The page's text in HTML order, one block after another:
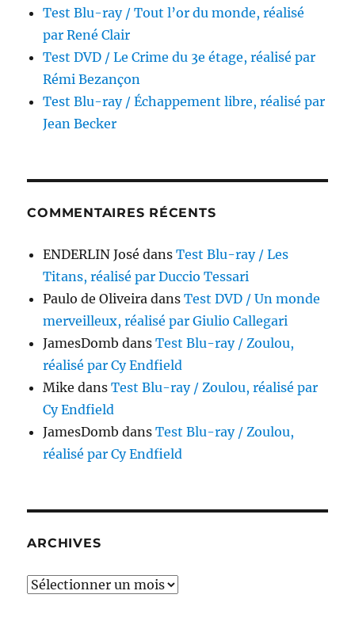
Test Blu-ray / Tout l’or du monde, réalisé
par René Clair
Test DVD / Le Crime du 3e étage, réalisé par
Rémi Bezançon
Test Blu-ray / Échappement libre, réalisé par
Jean Becker
COMMENTAIRES RÉCENTS
ENDERLIN José dansTest Blu-ray / Les
Titans, réalisé par Duccio Tessari
Paulo de Oliveira dansTest DVD / Un monde
merveilleux, réalisé par Giulio Callegari
JamesDomb dansTest Blu-ray / Zoulou,
réalisé par Cy Endfield
Mike dansTest Blu-ray / Zoulou, réalisé par
Cy Endfield
JamesDomb dansTest Blu-ray / Zoulou,
réalisé par Cy Endfield
ARCHIVES
Archives